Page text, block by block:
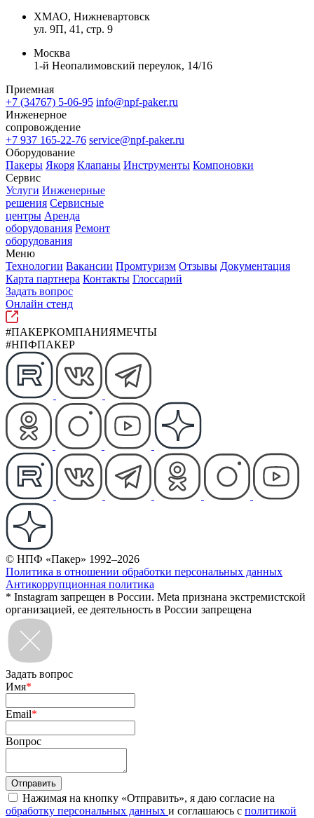
ХМАО, Нижневартовск
ул. 9П, 41, стр. 9
Москва
1-й Неопалимовский переулок, 14/16
Приемная
+7 (34767) 5-06-95 info@npf-paker.ru
Инженерное
сопровождение
+7 937 165-22-76 service@npf-paker.ru
Оборудование
Пакеры Якоря Клапаны Инструменты Компоновки
Сервис
Услуги Инженерные
решения Сервисные
центры Аренда
оборудования Ремонт
оборудования
Меню
Технологии Вакансии Промтуризм Отзывы Документация
Карта партнера Контакты Глоссарий
Задать вопрос
Онлайн стенд
#ПАКЕРКОМПАНИЯМЕЧТЫ
#НПФПАКЕР
© НПФ «Пакер» 1992–2026
Политика в отношении обработки персональных данных
Антикоррупционная политика
* Instagram запрещен в России. Meta признана экстремистской
организацией, ее деятельность в России запрещена
Задать вопрос
Имя*
Email*
Вопрос
Нажимая на кнопку «Отправить», я даю согласие на
обработку персональных данных и соглашаюсь с политикой